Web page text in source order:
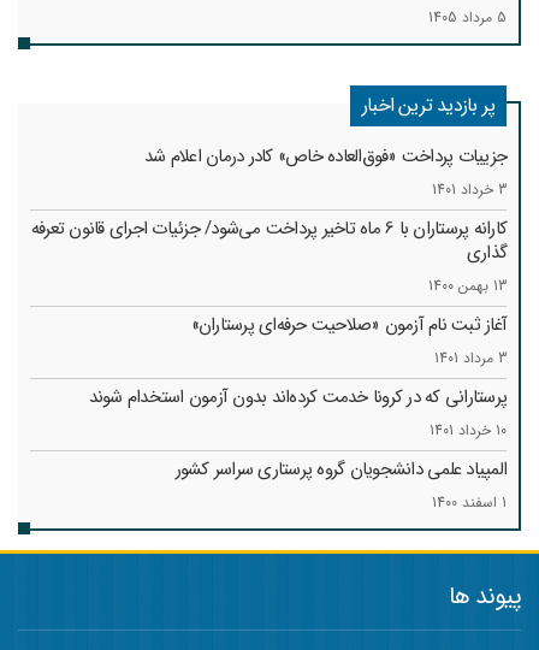
5 مرداد 1405
پر بازدید ترین اخبار
جزییات پرداخت «فوق‌العاده خاص» کادر درمان اعلام شد
3 خرداد 1401
کارانه‌ پرستاران با 6 ماه تاخیر پرداخت می‌شود/ جزئیات اجرای قانون تعرفه
گذاری
13 بهمن 1400
آغاز ثبت نام آزمون «صلاحیت حرفه‌ای پرستاران»
3 مرداد 1401
پرستارانی که در کرونا خدمت کرد‌ه‌اند بدون آزمون استخدام شوند
10 خرداد 1401
المپیاد علمی دانشجویان گروه پرستاری سراسر کشور
1 اسفند 1400
پیوند ها